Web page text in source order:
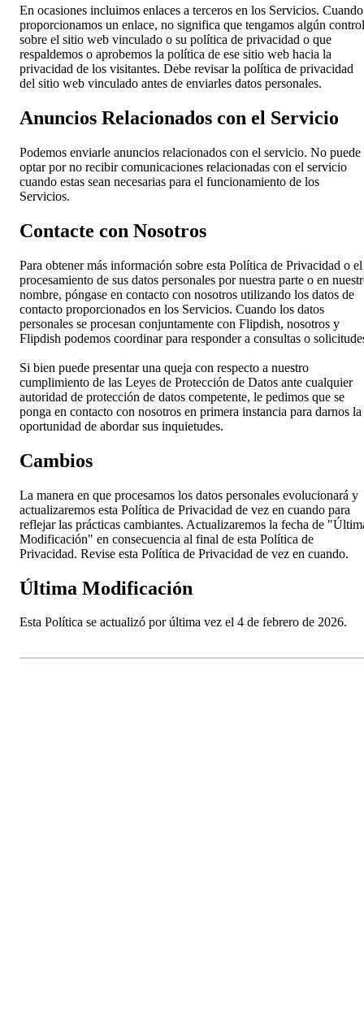
En ocasiones incluimos enlaces a terceros en los Servicios. Cuando
proporcionamos un enlace, no significa que tengamos algún control
sobre el sitio web vinculado o su política de privacidad o que
respaldemos o aprobemos la política de ese sitio web hacia la
privacidad de los visitantes. Debe revisar la política de privacidad
del sitio web vinculado antes de enviarles datos personales.
Anuncios Relacionados con el Servicio
Podemos enviarle anuncios relacionados con el servicio. No puede
optar por no recibir comunicaciones relacionadas con el servicio
cuando estas sean necesarias para el funcionamiento de los
Servicios.
Contacte con Nosotros
Para obtener más información sobre esta Política de Privacidad o el
procesamiento de sus datos personales por nuestra parte o en
nombre, póngase en contacto con nosotros utilizando los datos de
contacto proporcionados en los Servicios. Cuando los datos
personales se procesan conjuntamente con Flipdish, nosotros y
Flipdish podemos coordinar para responder a consultas o
Si bien puede presentar una queja con respecto a nuestro
cumplimiento de las Leyes de Protección de Datos ante cualquier
autoridad de protección de datos competente, le pedimos que se
ponga en contacto con nosotros en primera instancia para darnos la
oportunidad de abordar sus inquietudes.
Cambios
La manera en que procesamos los datos personales evolucionará y
actualizaremos esta Política de Privacidad de vez en cuando para
reflejar las prácticas cambiantes. Actualizaremos la fecha de
Modificación" en consecuencia al final de esta Política de
Privacidad. Revise esta Política de Privacidad de vez en cuando.
Última Modificación
Esta Política se actualizó por última vez el 4 de febrero de 2026.